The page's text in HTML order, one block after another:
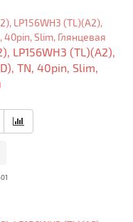
LP156WH3 (TL)(A2),
TN, 40pin, Slim,